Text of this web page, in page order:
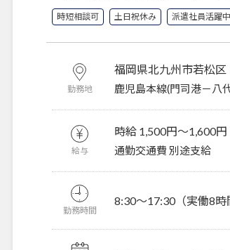
時短相談可 土日祝休み 派遣社員活躍中
勤務地
福岡県北九州市若松区
鹿児島本線(門司港－八
給与
時給 1,500円〜1,600円
通勤交通費 別途支給
勤務時間
8:30～17:30（実働8時